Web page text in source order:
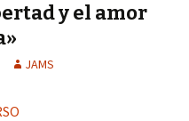
y el amor
JAMS